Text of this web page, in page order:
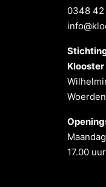
0348
Klooster
Woerden
17.00 uur